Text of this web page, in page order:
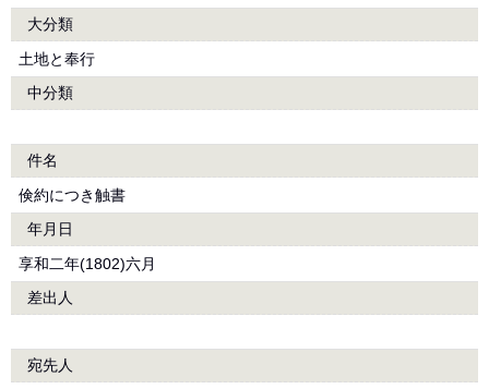
大分類
土地と奉行
中分類
件名
倹約につき触書
年月日
享和二年(1802)六月
差出人
宛先人